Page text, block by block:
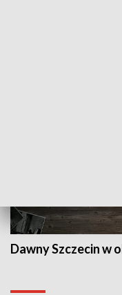
Dawny Szczecin w